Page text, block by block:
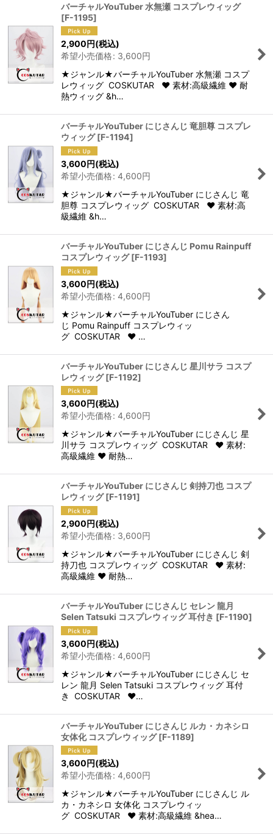
バーチャルYouTuber 水無瀬 コスプレウィッグ
[F-1195]
2,900円(税込)
希望小売価格: 3,600円
★ジャンル★バーチャルYouTuber 水無瀬 コスプ
レウィッグ COSKUTAR ♥ 素材:高級繊維 ♥ 耐
熱ウィッグ &h…
バーチャルYouTuber にじさんじ 竜胆尊 コスプレ
ウィッグ [F-1194]
3,600円(税込)
希望小売価格: 4,600円
★ジャンル★バーチャルYouTuber にじさんじ 竜
胆尊 コスプレウィッグ COSKUTAR ♥ 素材:高
級繊維 &h…
バーチャルYouTuber にじさんじ Pomu Rainpuff
コスプレウィッグ [F-1193]
3,600円(税込)
希望小売価格: 4,600円
★ジャンル★バーチャルYouTuber にじさん
じ Pomu Rainpuff コスプレウィッ
グ COSKUTAR ♥ …
バーチャルYouTuber にじさんじ 星川サラ コスプ
レウィッグ [F-1192]
3,600円(税込)
希望小売価格: 4,600円
★ジャンル★バーチャルYouTuber にじさんじ 星
川サラ コスプレウィッグ COSKUTAR ♥ 素材:
高級繊維 ♥ 耐熱…
バーチャルYouTuber にじさんじ 剣持刀也 コスプ
レウィッグ [F-1191]
2,900円(税込)
希望小売価格: 3,600円
★ジャンル★バーチャルYouTuber にじさんじ 剣
持刀也 コスプレウィッグ COSKUTAR ♥ 素材:
高級繊維 ♥ 耐熱…
バーチャルYouTuber にじさんじ セレン 龍月
Selen Tatsuki コスプレウィッグ 耳付き [F-1190]
3,600円(税込)
希望小売価格: 4,600円
★ジャンル★バーチャルYouTuber にじさんじ セ
レン 龍月 Selen Tatsuki コスプレウィッグ 耳付
き COSKUTAR ♥…
バーチャルYouTuber にじさんじ ルカ・カネシロ
女体化 コスプレウィッグ [F-1189]
3,600 円(税込)
希望小売価格: 4,600円
★ジャンル★バーチャルYouTuber にじさんじ ル
カ・カネシロ 女体化 コスプレウィッ
グ COSKUTAR ♥ 素材:高級繊維 &hea…